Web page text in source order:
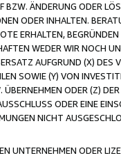
BZW. ÄNDERUNG ODER
ODER INHALTEN.
ERHALTEN,
WEDER WIR NOCH
AUFGRUND (X)
SOWIE (Y) VON
ODER (Z)
ODER EINE
NICHT
UNTERNEHMEN ODER